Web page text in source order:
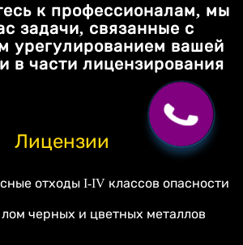
к профессионалам, мы
задачи, связанные с
урегулированием вашей
в части лицензирования
Лицензии
отходы I-IV классов опасности
черных и цветных металлов